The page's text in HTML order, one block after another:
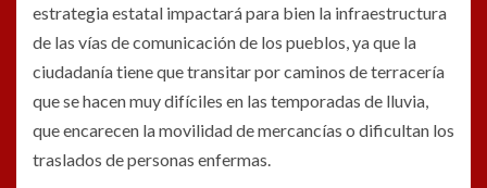
estrategia estatal impactará para bien la infraestructura
de las vías de comunicación de los pueblos, ya que la
ciudadanía tiene que transitar por caminos de terracería
que se hacen muy difíciles en las temporadas de lluvia,
que encarecen la movilidad de mercancías o dificultan los
traslados de personas enfermas.